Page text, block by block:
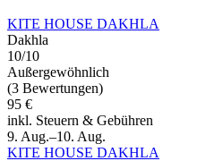
KITE HOUSE DAKHLA
Dakhla
10/10
Außergewöhnlich
(3 Bewertungen)
95 €
inkl. Steuern & Gebühren
9. Aug.–10. Aug.
KITE HOUSE DAKHLA